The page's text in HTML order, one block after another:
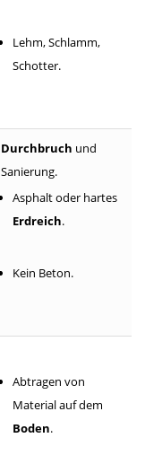
Lehm, Schlamm,
Schotter.
Durchbruch und
Sanierung.
Asphalt oder hartes
Erdreich.
Kein Beton.
Abtragen von
Material auf dem
Boden.